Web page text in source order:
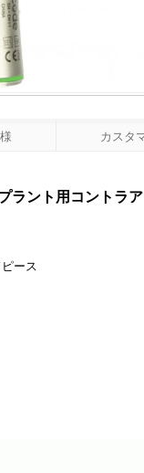
カスタ
ラント用コントラ
ース